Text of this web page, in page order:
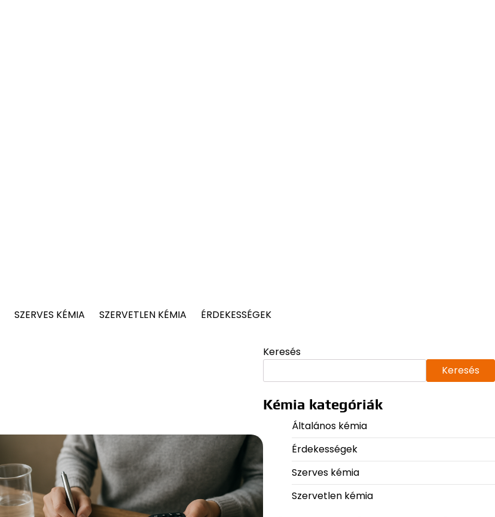
SZERVES KÉMIA SZERVETLEN KÉMIA ÉRDEKESSÉGEK
Keresés
Keresés
Kémia kategóriák
Általános kémia
Érdekességek
Szerves kémia
Szervetlen kémia